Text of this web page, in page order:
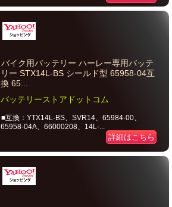
バイク用バッテリー ハーレー専用バッテ
リー STX14L-BS シールド型 65958-04互
換 65...
バッテリーストアドットコム
■互換：YTX14L-BS、SVR14、65984-00、
65958-04A、66000208、14L-...
詳細はこちら